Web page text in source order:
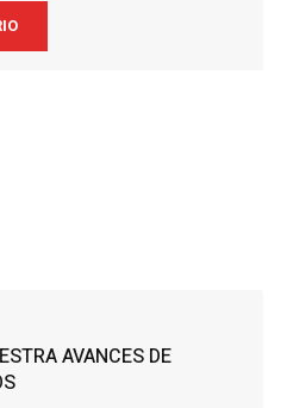
AVANCES DE